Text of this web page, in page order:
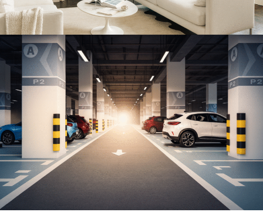
Texturas que
não racham
com o tempo
Explorar Texturas